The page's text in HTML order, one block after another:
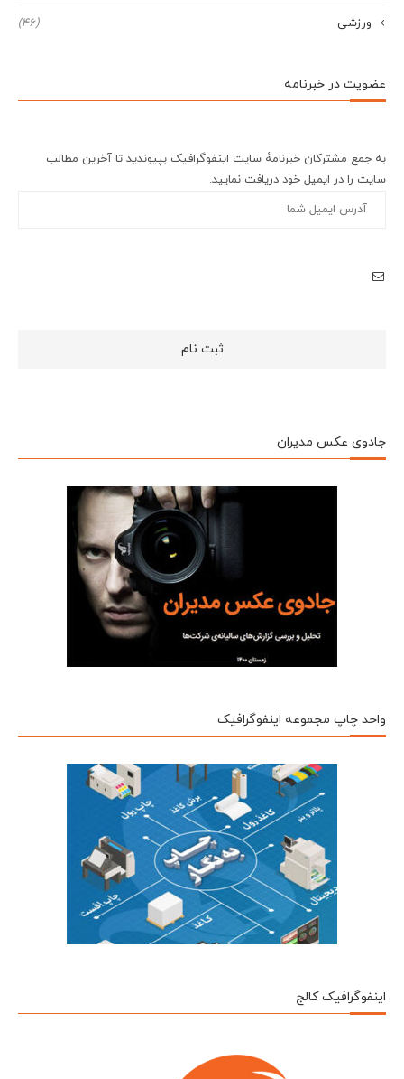
ورزشی (46)
عضویت در خبرنامه
به جمع مشترکان خبرنامۀ سایت اینفوگرافیک بپیوندید تا آخرین مطالب
سایت را در ایمیل خود دریافت نمایید.
جادوی عکس مدیران
واحد چاپ مجموعه اینفوگرافیک
اینفوگرافیک کالج